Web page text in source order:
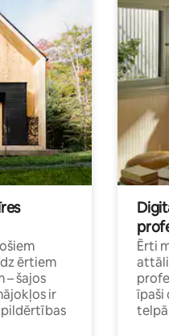
ērtiem
– šajos
ir
Ērti
īpaši